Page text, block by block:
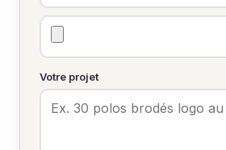
Votre projet